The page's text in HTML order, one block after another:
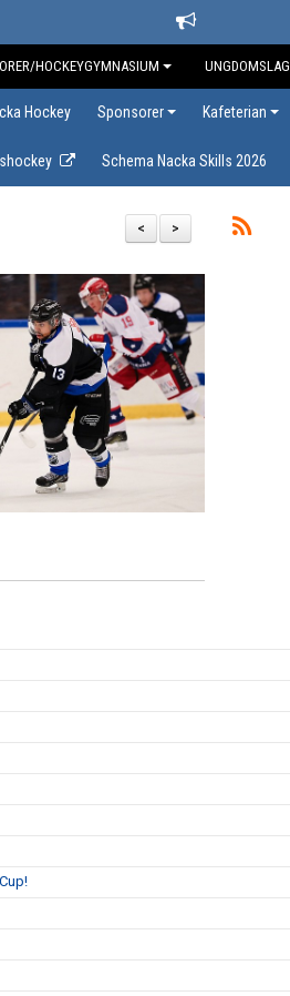
HOCKEYGYMNASIUM UNGDOMSLAG
Hockey Sponsorer Kafeterian
Schema Nacka Skills 2026
>
<